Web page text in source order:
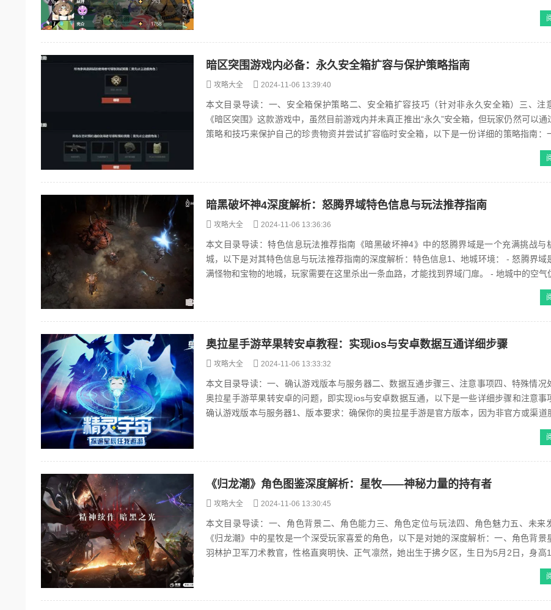
暗区突围游戏内必备：永久安全箱扩容与保护策略指南
攻略大全 2024-11-06 13:39:40
本文目录导读：一、安全箱保护策略二、安全箱扩容技巧（针对非永久安全箱）三、注
《暗区突围》这款游戏中，虽然目前游戏内并未真正推出“永久”安全箱，但玩家仍然可以通
策略和技巧来保护自己的珍贵物资并尝试扩容临时安全箱，以下是一份详细的策略指南：
暗黑破坏神4深度解析：怒腾界域特色信息与玩法推荐指南
攻略大全 2024-11-06 13:36:36
本文目录导读：特色信息玩法推荐指南《暗黑破坏神4》中的怒腾界域是一个充满挑战与
城，以下是对其特色信息与玩法推荐指南的深度解析：特色信息1、地城环境： - 怒腾界域是一个充
满怪物和宝物的地城，玩家需要在这里杀出一条血路，才能找到界域门扉。 - 地城中的空气仿佛是静
奥拉星手游苹果转安卓教程：实现ios与安卓数据互通详细步骤
攻略大全 2024-11-06 13:33:32
本文目录导读：一、确认游戏版本与服务器二、数据互通步骤三、注意事项四、特殊情况
奥拉星手游苹果转安卓的问题，即实现ios与安卓数据互通，以下是一些详细步骤和注意事
确认游戏版本与服务器1、版本要求：确保你的奥拉星手游是官方版本，因为非官方或渠道
《归龙潮》角色图鉴深度解析：星牧——神秘力量的持有者
攻略大全 2024-11-06 13:30:45
本文目录导读：一、角色背景二、角色能力三、角色定位与玩法四、角色魅力五、未来
《归龙潮》中的星牧是一个深受玩家喜爱的角色，以下是对她的深度解析：一、角色背景
羽林护卫军刀术教官，性格直爽明快、正气凛然，她出生于拂夕区，生日为5月2日，身高